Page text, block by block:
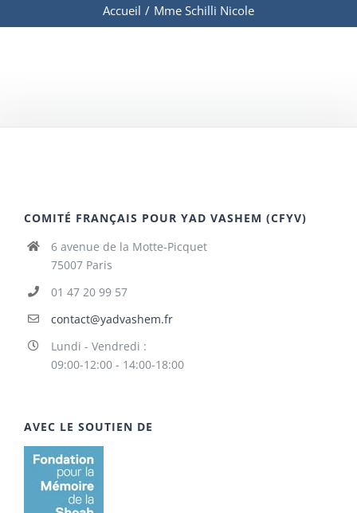
Accueil / Mme Schilli Nicole
COMITÉ FRANÇAIS POUR YAD VASHEM (CFYV)
6 avenue de la Motte-Picquet
75007 Paris
01 47 20 99 57
contact@yadvashem.fr
Lundi - Vendredi :
09:00-12:00 - 14:00-18:00
AVEC LE SOUTIEN DE